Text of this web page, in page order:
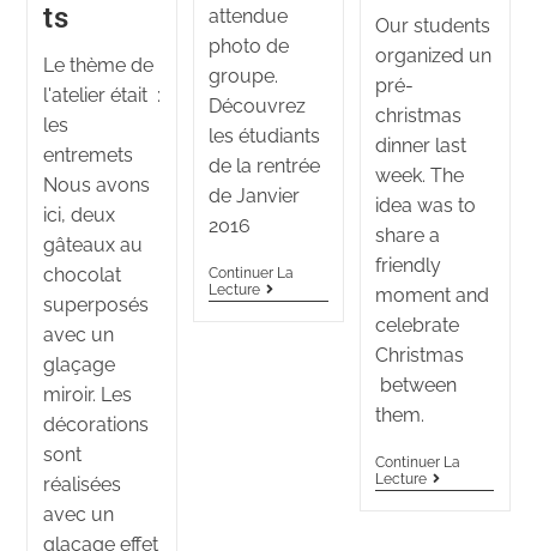
ts
Le thème de
l'atelier était :
les
entremets
Nous avons
ici, deux
gâteaux au
chocolat
superposés
avec un
glaçage
miroir. Les
décorations
sont
réalisées
avec un
glaçage effet
attendue
photo de
groupe.
Découvrez
les étudiants
de la rentrée
de Janvier
2016
Continuer La
Lecture
Our students
organized un
pré-
christmas
dinner last
week. The
idea was to
share a
friendly
moment and
celebrate
Christmas
between
them.
Continuer La
Lecture